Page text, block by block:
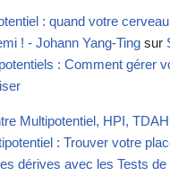
: quand votre
! - Johann Yang-Ting sur
: Comment gérer
Multipotentiel, HPI,
: Trouver votre
dérives avec les Tests de